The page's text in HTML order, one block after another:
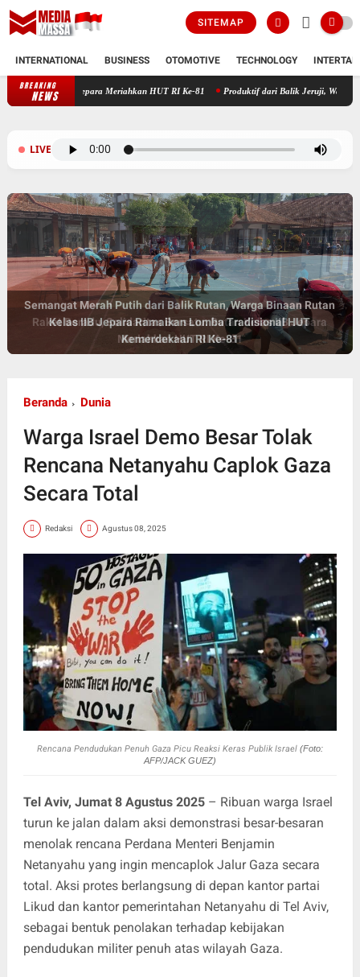
SITEMAP
INTERNATIONAL BUSINESS OTOMOTIVE TECHNOLOGY
BREAKING
NEWS
Kelas IIB Jepara Meriahkan HUT RI Ke-81 Produktif dari Balik Jeruji, Warga
LIVE
Semangat Merah Putih dari Balik Rutan, Warga Binaan Rutan
Kelas IIB Jepara Ramaikan Lomba Tradisional HUT
Kemerdekaan RI Ke-81
Raket Beradu, Solidaritas Bersatu: Rutan Kelas IIB Jepara
Meriahkan HUT RI Ke-81
Beranda Dunia
Warga Israel Demo Besar Tolak
Rencana Netanyahu Caplok Gaza
Secara Total
Redaksi Agustus 08, 2025
Rencana Pendudukan Penuh Gaza Picu Reaksi Keras Publik Israel(Foto:
AFP/JACK GUEZ)
Tel Aviv, Jumat 8 Agustus 2025 – Ribuan warga Israel
turun ke jalan dalam aksi demonstrasi besar-besaran
menolak rencana Perdana Menteri Benjamin
Netanyahu yang ingin mencaplok Jalur Gaza secara
total. Aksi protes berlangsung di depan kantor partai
Likud dan kantor pemerintahan Netanyahu di Tel Aviv,
sebagai bentuk penolakan terhadap kebijakan
pendudukan militer penuh atas wilayah Gaza.